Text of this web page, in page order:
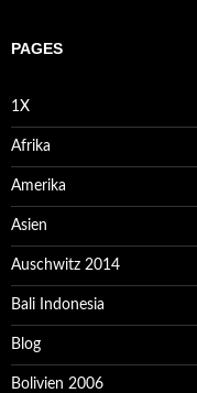
PAGES
1X
Afrika
Amerika
Asien
Auschwitz 2014
Bali Indonesia
Blog
Bolivien 2006